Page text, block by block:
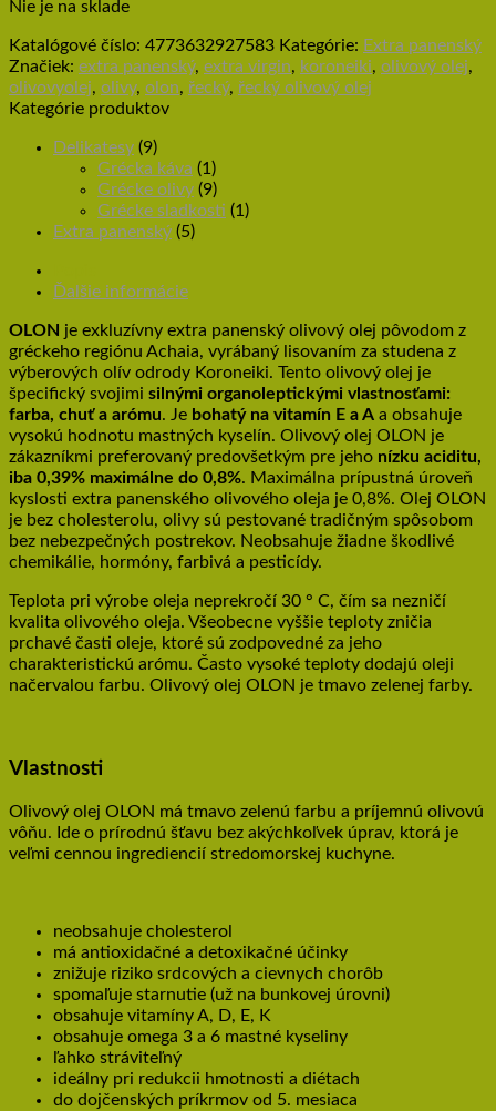
Nie je na sklade
Katalógové číslo: 4773632927583 Kategórie: Extra panenský
Značiek: extra panenský, extra virgin, koroneiki, olivový olej,
olivovyolej, olivy, olon, řecký, řecký olivový olej
Kategórie produktov
Delikatesy (9)
Grécka káva (1)
Grécke olivy (9)
Grécke sladkosti (1)
Extra panenský (5)
Ďalšie informácie
OLON je exkluzívny extra panenský olivový olej pôvodom z
gréckeho regiónu Achaia, vyrábaný lisovaním za studena z
výberových olív odrody Koroneiki. Tento olivový olej je
špecifický svojimi silnými organoleptickými vlastnosťami:
farba, chuť a arómu. Je bohatý na vitamín E a A a obsahuje
vysokú hodnotu mastných kyselín. Olivový olej OLON je
zákazníkmi preferovaný predovšetkým pre jeho nízku aciditu,
iba 0,39% maximálne do 0,8%. Maximálna prípustná úroveň
kyslosti extra panenského olivového oleja je 0,8%. Olej OLON
je bez cholesterolu, olivy sú pestované tradičným spôsobom
bez nebezpečných postrekov. Neobsahuje žiadne škodlivé
chemikálie, hormóny, farbivá a pesticídy.
Teplota pri výrobe oleja neprekročí 30 ° C, čím sa nezničí
kvalita olivového oleja. Všeobecne vyššie teploty zničia
prchavé časti oleje, ktoré sú zodpovedné za jeho
charakteristickú arómu. Často vysoké teploty dodajú oleji
načervalou farbu. Olivový olej OLON je tmavo zelenej farby.
Vlastnosti
Olivový olej OLON má tmavo zelenú farbu a príjemnú olivovú
vôňu. Ide o prírodnú šťavu bez akýchkoľvek úprav, ktorá je
veľmi cennou ingrediencií stredomorskej kuchyne.
neobsahuje cholesterol
má antioxidačné a detoxikačné účinky
znižuje riziko srdcových a cievnych chorôb
spomaľuje starnutie (už na bunkovej úrovni)
obsahuje vitamíny A, D, E, K
obsahuje omega 3 a 6 mastné kyseliny
ľahko stráviteľný
ideálny pri redukcii hmotnosti a diétach
do dojčenských príkrmov od 5. mesiaca